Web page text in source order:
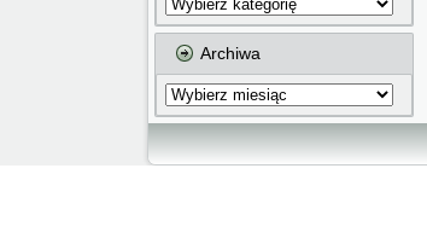
Archiwa
Archiwa